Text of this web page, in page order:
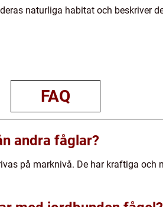
naturliga habitat och beskriver
FAQ
andra fåglar?
på marknivå. De har kraftiga och